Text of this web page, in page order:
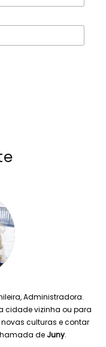
Administradora.
cidade vizinha ou para
culturas e contar
de Juny.